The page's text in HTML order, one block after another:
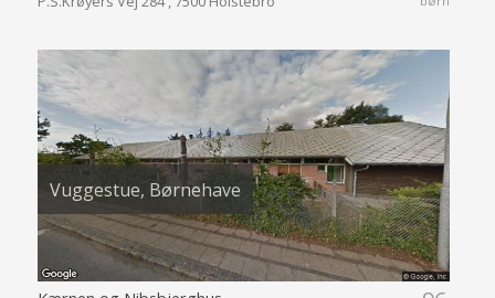
Vuggestue, Børnehave